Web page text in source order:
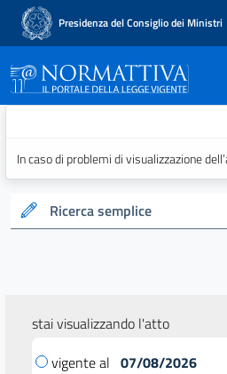
Presidenza del Consiglio dei Ministri
Normattiva -
In caso di problemi di visualizzazione
Ricerca semplice
stai visualizzando l'atto
vigente al